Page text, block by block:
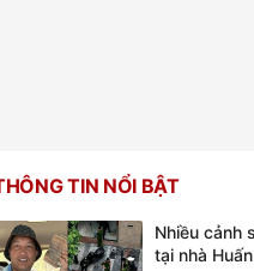
TIN NỔI BẬT
Nhiều cảnh
tại nhà